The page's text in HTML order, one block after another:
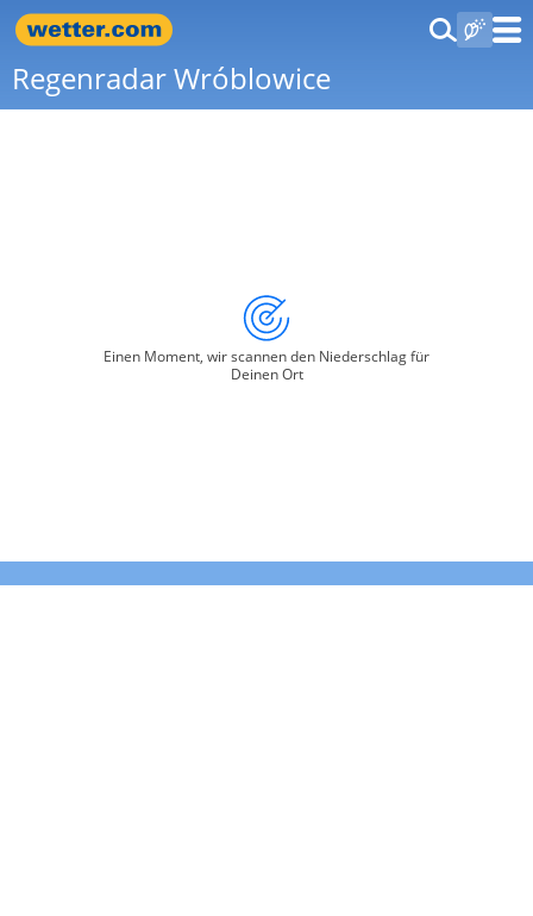
Regenradar Wróblowice
Einen Moment, wir scannen den Niederschlag für
Deinen Ort